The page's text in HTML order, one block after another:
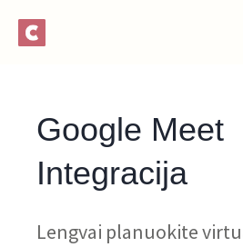
Google Meet
Integracija
Lengvai planuokite